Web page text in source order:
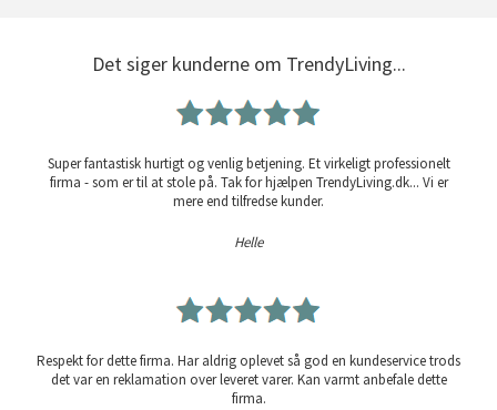
Det siger kunderne om TrendyLiving...
Super fantastisk hurtigt og venlig betjening. Et virkeligt professionelt
firma - som er til at stole på. Tak for hjælpen TrendyLiving.dk... Vi er
mere end tilfredse kunder.
Helle
Respekt for dette firma. Har aldrig oplevet så god en kundeservice trods
det var en reklamation over leveret varer. Kan varmt anbefale dette
firma.